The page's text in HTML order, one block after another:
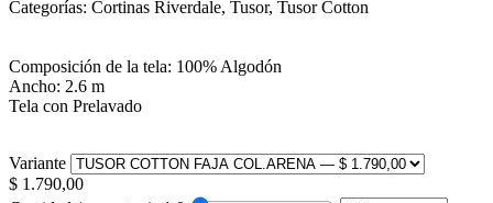
Categorías: Cortinas Riverdale, Tusor, Tusor Cotton
Composición de la tela: 100% Algodón
Ancho: 2.6 m
Tela con Prelavado
Variante
$ 1.790,00